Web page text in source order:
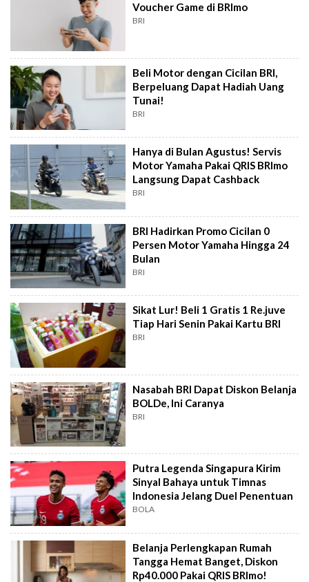
Voucher Game di BRImo
BRI
Beli Motor dengan Cicilan BRI,
Berpeluang Dapat Hadiah Uang
Tunai!
BRI
Hanya di Bulan Agustus! Servis
Motor Yamaha Pakai QRIS BRImo
Langsung Dapat Cashback
BRI
BRI Hadirkan Promo Cicilan 0
Persen Motor Yamaha Hingga 24
Bulan
BRI
Sikat Lur! Beli 1 Gratis 1 Re.juve
Tiap Hari Senin Pakai Kartu BRI
BRI
Nasabah BRI Dapat Diskon Belanja
BOLDe, Ini Caranya
BRI
Putra Legenda Singapura Kirim
Sinyal Bahaya untuk Timnas
Indonesia Jelang Duel Penentuan
BOLA
Belanja Perlengkapan Rumah
Tangga Hemat Banget, Diskon
Rp40.000 Pakai QRIS BRImo!